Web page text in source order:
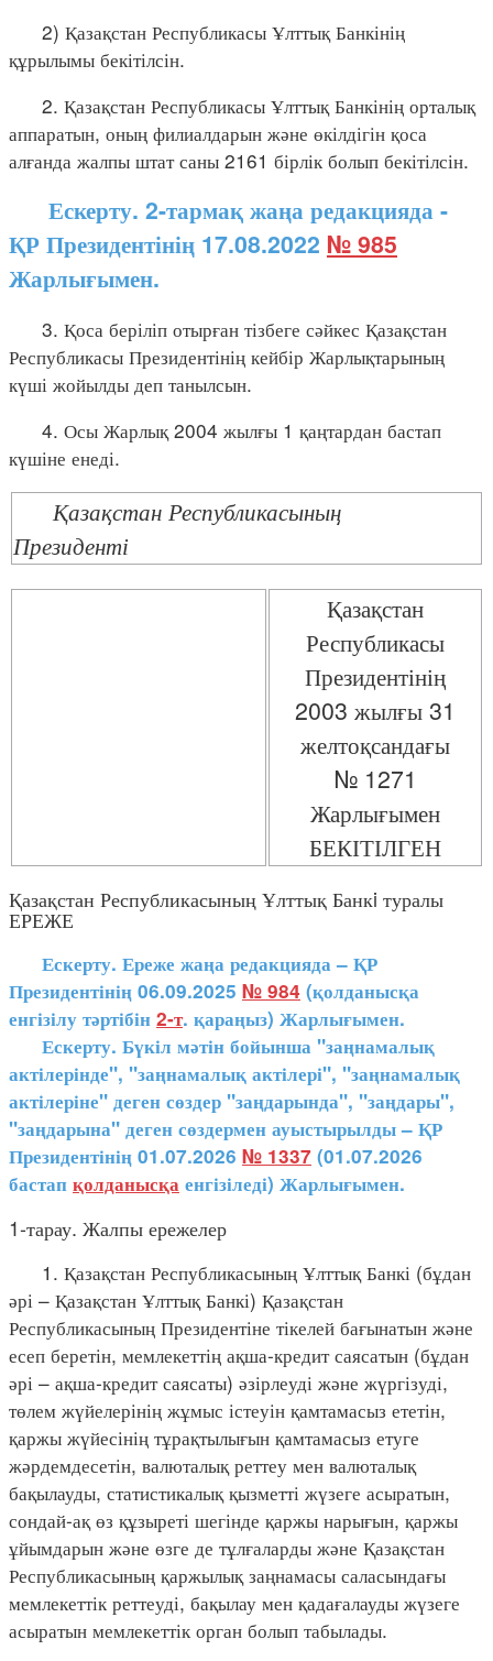
2) Қазақстан Республикасы Ұлттық Банкінің
құрылымы бекітілсін.
2. Қазақстан Республикасы Ұлттық Банкінің орталық
аппаратын, оның филиалдарын және өкілдігін қоса
алғанда жалпы штат саны 2161 бірлік болып бекітілсін.
Ескерту. 2-тармақ жаңа редакцияда -
ҚР Президентінің 17.08.2022 № 985
Жарлығымен.
3. Қоса беріліп отырған тізбеге сәйкес Қазақстан
Республикасы Президентінің кейбір Жарлықтарының
күші жойылды деп танылсын.
4. Осы Жарлық 2004 жылғы 1 қаңтардан бастап
күшіне енеді.
Қазақстан Республикасының
Президенті
Қазақстан
Республикасы
Президентінің
2003 жылғы 31
желтоқсандағы
№ 1271
Жарлығымен
БЕКІТІЛГЕН
Қазақстан Республикасының Ұлттық Банкi туралы
ЕРЕЖЕ
Ескерту. Ереже жаңа редакцияда – ҚР
Президентінің 06.09.2025 № 984 (қолданысқа
енгізілу тәртібін 2-т. қараңыз) Жарлығымен.
Ескерту. Бүкіл мәтін бойынша "заңнамалық
актілерінде", "заңнамалық актілері", "заңнамалық
актілеріне" деген сөздер "заңдарында", "заңдары",
"заңдарына" деген сөздермен ауыстырылды – ҚР
Президентінің 01.07.2026 № 1337 (01.07.2026
бастап қолданысқа енгізіледі) Жарлығымен.
1-тарау. Жалпы ережелер
1. Қазақстан Республикасының Ұлттық Банкі (бұдан
әрі – Қазақстан Ұлттық Банкі) Қазақстан
Республикасының Президентіне тікелей бағынатын және
есеп беретін, мемлекеттің ақша-кредит саясатын (бұдан
әрі – ақша-кредит саясаты) әзірлеуді және жүргізуді,
төлем жүйелерінің жұмыс істеуін қамтамасыз ететін,
қаржы жүйесінің тұрақтылығын қамтамасыз етуге
жәрдемдесетін, валюталық реттеу мен валюталық
бақылауды, статистикалық қызметті жүзеге асыратын,
сондай-ақ өз құзыреті шегінде қаржы нарығын, қаржы
ұйымдарын және өзге де тұлғаларды және Қазақстан
Республикасының қаржылық заңнамасы саласындағы
мемлекеттік реттеуді, бақылау мен қадағалауды жүзеге
асыратын мемлекеттік орган болып табылады.